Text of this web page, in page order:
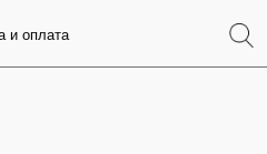
0 р.